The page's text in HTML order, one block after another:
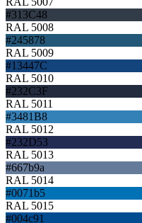
#313C48
RAL 5008
#245878
RAL 5009
#13447C
RAL 5010
#232C3F
RAL 5011
#3481B8
RAL 5012
#232D53
RAL 5013
#667b9a
RAL 5014
#0071b5
RAL 5015
#004c91